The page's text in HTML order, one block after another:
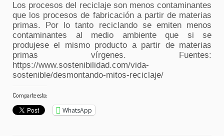
Los procesos del reciclaje son menos contaminantes
que los procesos de fabricación a partir de materias
primas. Por lo tanto reciclando se emiten menos
contaminantes al medio ambiente que si se
produjese el mismo producto a partir de materias
primas vírgenes. Fuentes:
https://www.sostenibilidad.com/vida-
sostenible/desmontando-mitos-reciclaje/
Comparte esto:
WhatsApp